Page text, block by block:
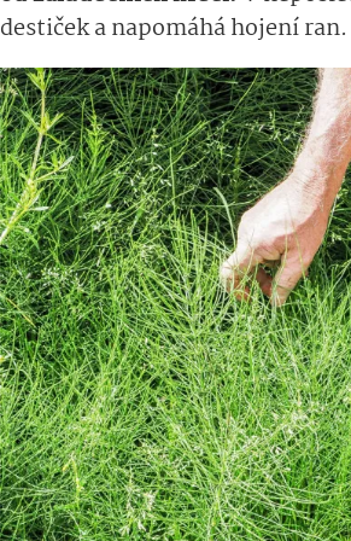
destiček a napomáhá hojení ran.